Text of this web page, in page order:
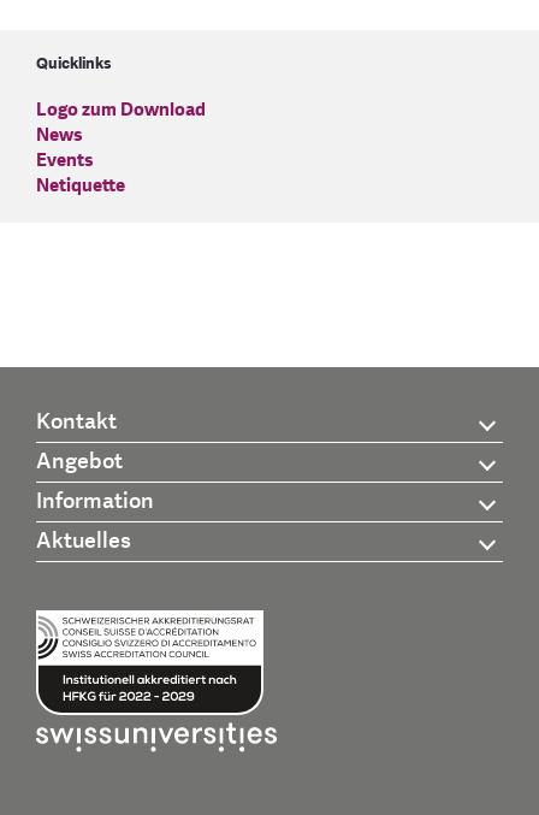
Quicklinks
Logo zum Download
News
Events
Netiquette
Kontakt
Angebot
Information
Aktuelles